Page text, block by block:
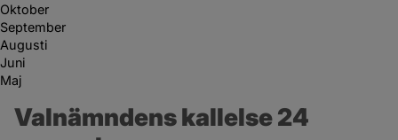
Oktober
September
Augusti
Juni
Maj
Valnämndens kallelse 24